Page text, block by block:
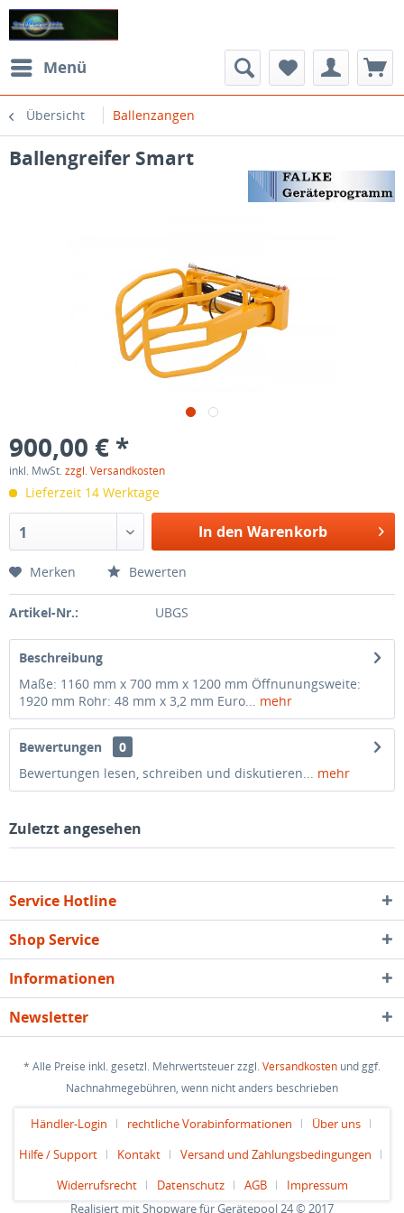
Menü
Übersicht Ballenzangen
Ballengreifer Smart
900,00 € *
inkl. MwSt.zzgl. Versandkosten
Lieferzeit 14 Werktage
1 In den Warenkorb
Merken Bewerten
Artikel-Nr.: UBGS
Beschreibung
Maße: 1160 mm x 700 mm x 1200 mm Öff­nunungsweite:
1920 mm Rohr: 48 mm x 3,2 mm Euro... mehr
Bewertungen
0
Bewertungen lesen, schreiben und diskutieren... mehr
Zuletzt angesehen
Service Hotline
Shop Service
Informationen
Newsletter
* Alle Preise inkl. gesetzl. Mehrwertsteuer zzgl.Versandkosten und ggf.
Nachnahmegebühren, wenn nicht anders beschrieben
Händler-Login rechtliche Vorabinformationen
Über uns
Hilfe / Support
Kontakt
Versand und Zahlungsbedingungen
Widerrufsrecht
Datenschutz AGB
Impressum
Realisiert mit Shopware für Gerätepool 24 © 2017